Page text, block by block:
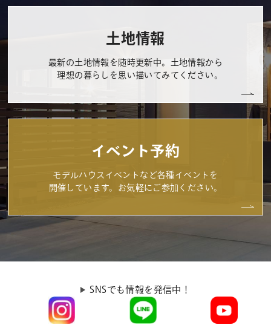
土地情報
最新の土地情報を随時更新中。土地情報から
理想の暮らしを思い描いてみてください。
イベント予約
モデルハウスイベントなど各種イベントを
開催しています。お気軽にご参加ください。
SNSでも情報を発信中！